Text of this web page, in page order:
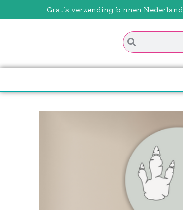
Gratis verzending binnen Nederland